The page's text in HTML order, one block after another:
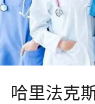
哈里法克